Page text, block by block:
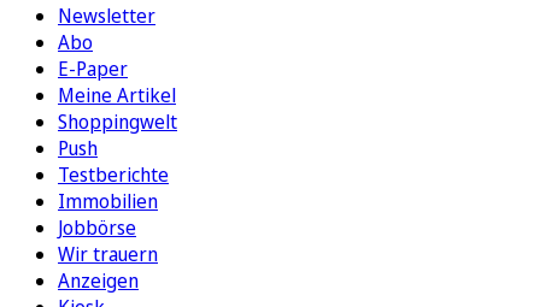
Newsletter
Abo
E-Paper
Meine Artikel
Shoppingwelt
Push
Testberichte
Immobilien
Jobbörse
Wir trauern
Anzeigen